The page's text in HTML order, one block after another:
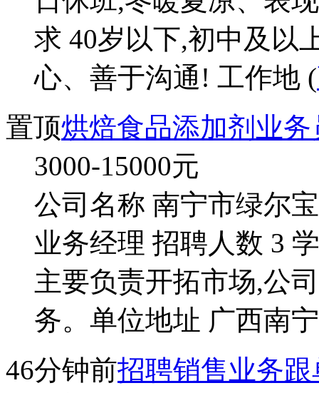
求 40岁以下,初中及以
心、善于沟通! 工作地 (
置顶烘焙食品添加剂业务
3000-15000元
公司名称 南宁市绿尔
业务经理 招聘人数 3
主要负责开拓市场,公
务。单位地址 广西南
46分钟前招聘销售业务跟